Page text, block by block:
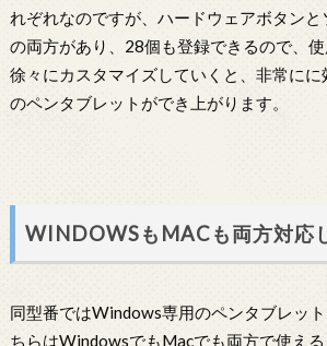
れぞれなのですが、ハードウェアボタン
の両方があり、28個も登録できるので、
徐々にカスタマイズしていくと、非常に
のペンタブレットができ上がります。
WINDOWSもMACも両方対応
同型番ではWindows専用のペンタブレッ
ちらはWindowsでもMacでも両方で使える